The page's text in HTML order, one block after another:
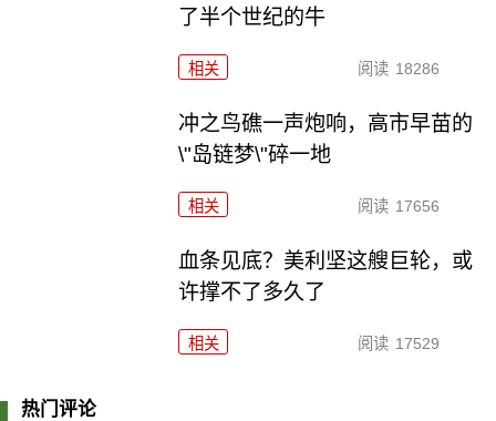
了半个世纪的牛
相关 阅读 18286
冲之鸟礁一声炮响，高市早苗的
\"岛链梦\"碎一地
相关 阅读 17656
血条见底？美利坚这艘巨轮，或
许撑不了多久了
相关 阅读 17529
热门评论